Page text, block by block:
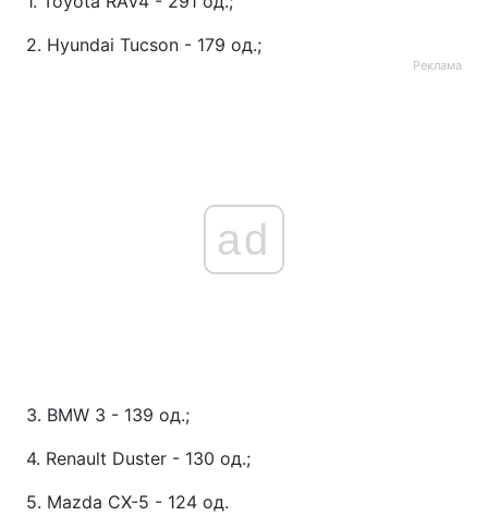
2. Hyundai Tucson - 179 од.;
Реклама
ad
3. BMW 3 - 139 од.;
4. Renault Duster - 130 од.;
5. Mazda CX-5 - 124 од.